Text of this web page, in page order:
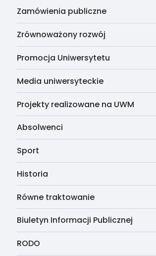
Zamówienia publiczne
Zrównoważony rozwój
Promocja Uniwersytetu
Media uniwersyteckie
Projekty realizowane na UWM
Absolwenci
Sport
Historia
Równe traktowanie
Biuletyn Informacji Publicznej
RODO